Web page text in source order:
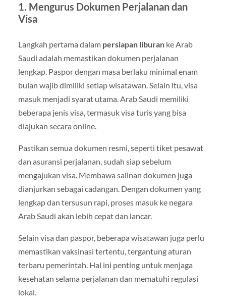
1. Mengurus Dokumen Perjalanan dan
Visa
Langkah pertama dalam persiapan liburanke Arab
Saudi adalah memastikan dokumen perjalanan
lengkap. Paspor dengan masa berlaku minimal enam
bulan wajib dimiliki setiap wisatawan. Selain itu, visa
masuk menjadi syarat utama. Arab Saudi memiliki
beberapa jenis visa, termasuk visa turis yang bisa
diajukan secara online.
Pastikan semua dokumen resmi, seperti tiket pesawat
dan asuransi perjalanan, sudah siap sebelum
mengajukan visa. Membawa salinan dokumen juga
dianjurkan sebagai cadangan. Dengan dokumen yang
lengkap dan tersusun rapi, proses masuk ke negara
Arab Saudi akan lebih cepat dan lancar.
Selain visa dan paspor, beberapa wisatawan juga perlu
memastikan vaksinasi tertentu, tergantung aturan
terbaru pemerintah. Hal ini penting untuk menjaga
kesehatan selama perjalanan dan mematuhi regulasi
lokal.